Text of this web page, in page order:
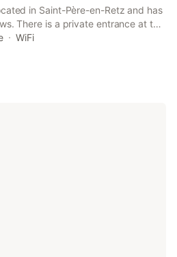
in Saint-Père-en-Retz and has
There is a private entrance at the
of those who stay.
WiFi